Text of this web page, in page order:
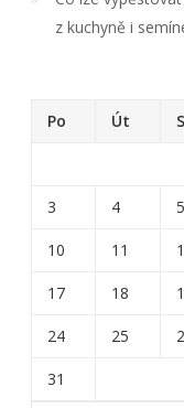
z kuchyně i
Po Út
3 4 5
10 11
17 18
24 25
31